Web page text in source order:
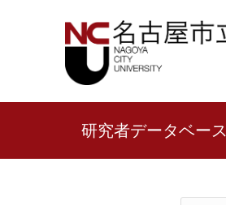
研究者データベース